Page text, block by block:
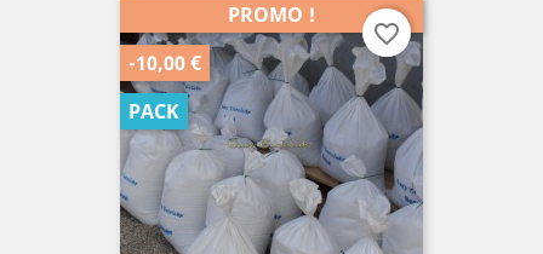
PROMO !
-10,00 €
PACK
favorite_border